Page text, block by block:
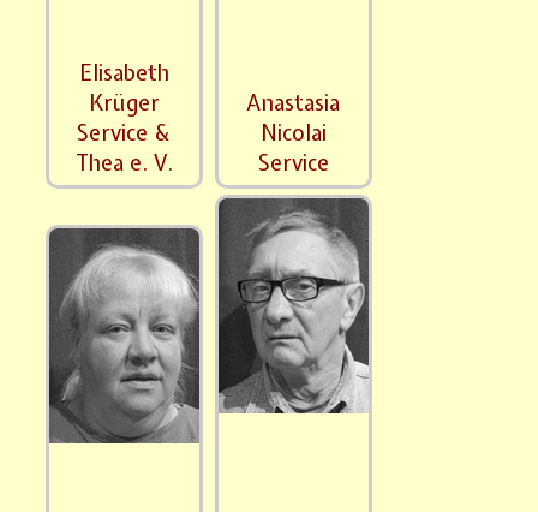
Elisabeth
Krüger
Service &
Thea e. V.
Anastasia
Nicolai
Service